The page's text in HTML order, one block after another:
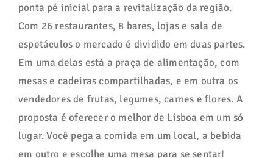
ponta pé inicial para a revitalização da região.
Com 26 restaurantes, 8 bares, lojas e sala de
espetáculos o mercado é dividido em duas partes.
Em uma delas está a praça de alimentação, com
mesas e cadeiras compartilhadas, e em outra os
vendedores de frutas, legumes, carnes e flores. A
proposta é oferecer o melhor de Lisboa em um só
lugar. Você pega a comida em um local, a bebida
em outro e escolhe uma mesa para se sentar!